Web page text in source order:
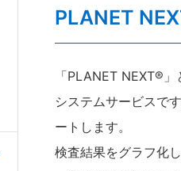
PLANET
「PLANET NEXT®
システムサービスで
ートします。
検査結果をグラフ化